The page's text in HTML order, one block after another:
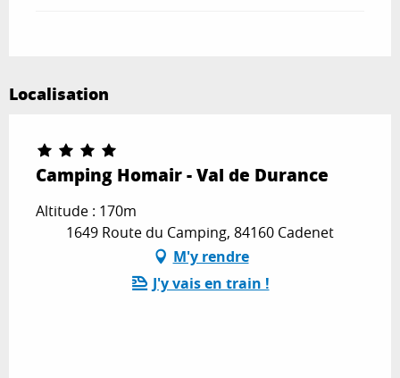
Localisation
Camping Homair - Val de Durance
Altitude : 170m
1649 Route du Camping, 84160 Cadenet
M'y rendre
J'y vais en train !